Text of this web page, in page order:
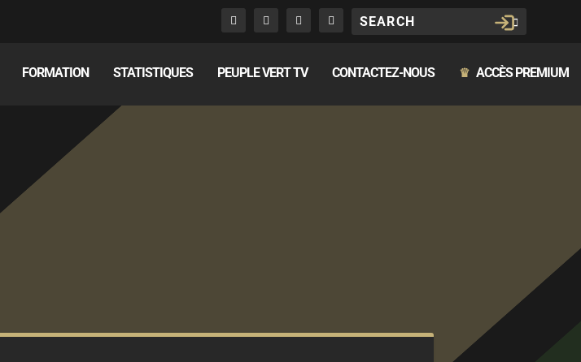
FORMATION STATISTIQUES PEUPLE VERT TV CONTACTEZ-NOUS ♛ ACCÈS PREMIUM